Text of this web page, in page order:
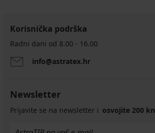
Donji
kupaćeg
kostima
32,99
€
Donji
kupaćeg
kostima
7,80
€
25,99
5
Donji
kupaćeg
kostima
36,99
€
5
Donji
kupaćeg
kostima
Black
28,99
€
Donji
kupaćeg
kostima
16,50
€
Donji
kupaćeg
kostima
€
Korisnička podrška
Radni dani od 8.00 - 16.00
info@astratex.hr
Newsletter
Prijavite se na newsletter i osvojite 200 kn